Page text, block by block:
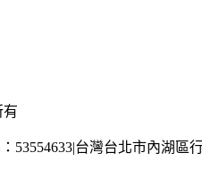
有
53554633|台灣台北市內湖區